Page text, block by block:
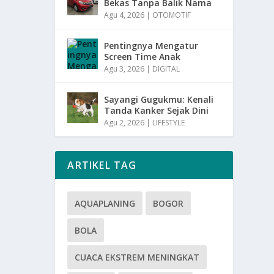
Bekas Tanpa Balik Nama
Agu 4, 2026 | OTOMOTIF
Pentingnya Mengatur
Screen Time Anak
Agu 3, 2026 | DIGITAL
Sayangi Gugukmu: Kenali
Tanda Kanker Sejak Dini
Agu 2, 2026 | LIFESTYLE
ARTIKEL TAG
AQUAPLANING BOGOR
BOLA
CUACA EKSTREM MENINGKAT